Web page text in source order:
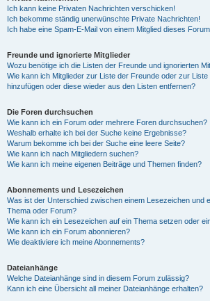
Ich kann keine Privaten Nachrichten verschicken!
Ich bekomme ständig unerwünschte Private Nachrichten!
Ich habe eine Spam-E-Mail von einem Mitglied dieses
Freunde und ignorierte Mitglieder
Wozu benötige ich die Listen der Freunde und ignorierten
Wie kann ich Mitglieder zur Liste der Freunde oder zur
hinzufügen oder diese wieder aus den Listen entfernen?
Die Foren durchsuchen
Wie kann ich ein Forum oder mehrere Foren durchsuchen?
Weshalb erhalte ich bei der Suche keine Ergebnisse?
Warum bekomme ich bei der Suche eine leere Seite?
Wie kann ich nach Mitgliedern suchen?
Wie kann ich meine eigenen Beiträge und Themen finden?
Abonnements und Lesezeichen
Was ist der Unterschied zwischen einem Lesezeichen und
Thema oder Forum?
Wie kann ich ein Lesezeichen auf ein Thema setzen oder
Wie kann ich ein Forum abonnieren?
Wie deaktiviere ich meine Abonnements?
Dateianhänge
Welche Dateianhänge sind in diesem Forum zulässig?
Kann ich eine Übersicht all meiner Dateianhänge erhalten?